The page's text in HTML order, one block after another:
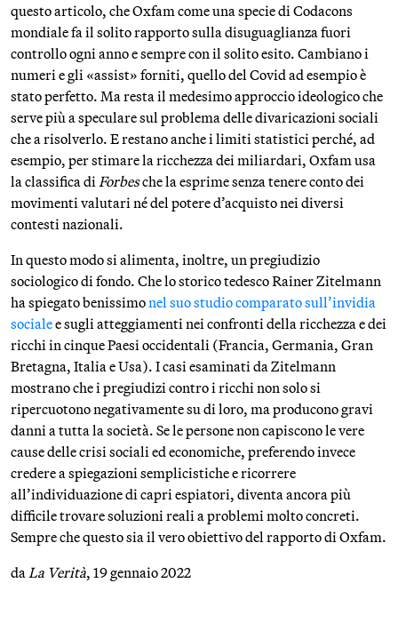
questo articolo, che Oxfam come una specie di Codacons
mondiale fa il solito rapporto sulla disuguaglianza fuori
controllo ogni anno e sempre con il solito esito. Cambiano i
numeri e gli «assist» forniti, quello del Covid ad esempio è
stato perfetto. Ma resta il medesimo approccio ideologico che
serve più a speculare sul problema delle divaricazioni sociali
che a risolverlo. E restano anche i limiti statistici perché, ad
esempio, per stimare la ricchezza dei miliardari, Oxfam usa
la classifica diForbesche la esprime senza tenere conto dei
movimenti valutari né del potere d’acquisto nei diversi
contesti nazionali.
In questo modo si alimenta, inoltre, un pregiudizio
sociologico di fondo. Che lo storico tedesco Rainer Zitelmann
ha spiegato benissimonel suo studio comparato sull’invidia
socialee sugli atteggiamenti nei confronti della ricchezza e dei
ricchi in cinque Paesi occidentali (Francia, Germania, Gran
Bretagna, Italia e Usa). I casi esaminati da Zitelmann
mostrano che i pregiudizi contro i ricchi non solo si
ripercuotono negativamente su di loro, ma producono gravi
danni a tutta la società. Se le persone non capiscono le vere
cause delle crisi sociali ed economiche, preferendo invece
credere a spiegazioni semplicistiche e ricorrere
all’individuazione di capri espiatori, diventa ancora più
difficile trovare soluzioni reali a problemi molto concreti.
Sempre che questo sia il vero obiettivo del rapporto di Oxfam.
daLa Verità, 19 gennaio 2022